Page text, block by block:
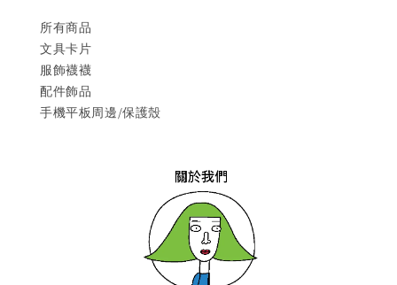
所有商品
文具卡片
服飾襪襪
配件飾品
手機平板周邊/保護殼